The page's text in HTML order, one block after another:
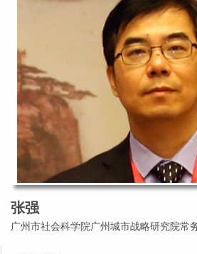
张强
广州市社会科学院广州城市战略研究院常